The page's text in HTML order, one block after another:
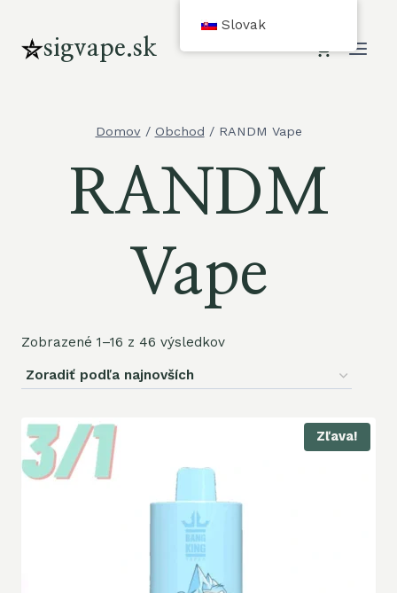
many sigvape.sk
Domov / Obchod / RANDM Vape
RANDM
Vape
Zobrazené 1–16 z 46 výsledkov
Zľava!
Slovak